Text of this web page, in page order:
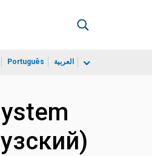
Português العربية